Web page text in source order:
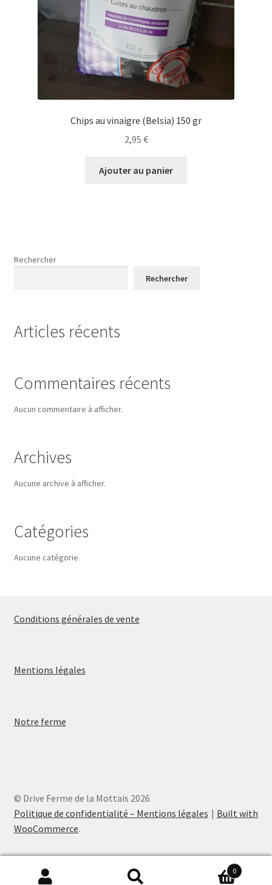
Chips au vinaigre (Belsia) 150 gr
2,95 €
Ajouter au panier
Rechercher
Rechercher
Articles récents
Commentaires récents
Aucun commentaire à afficher.
Archives
Aucune archive à afficher.
Catégories
Aucune catégorie
Conditions générales de vente
Mentions légales
Notre ferme
© Drive Ferme de la Mottais 2026
Politique de confidentialité – Mentions légales
Built with
WooCommerce.
0